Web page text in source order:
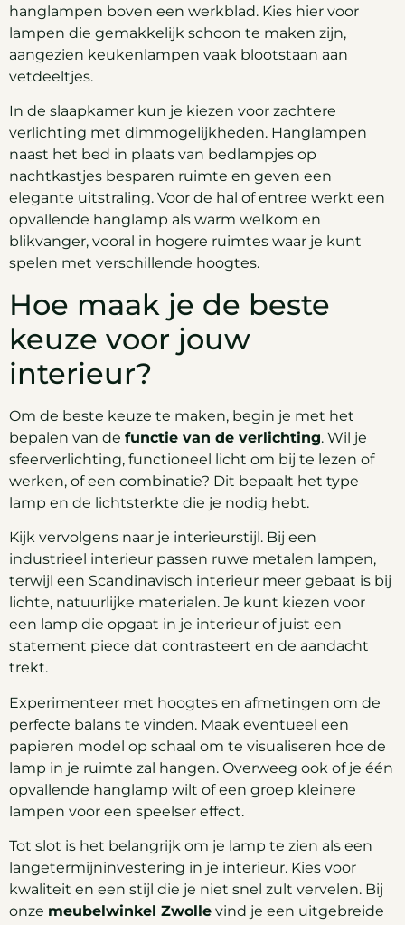
hanglampen boven een werkblad. Kies hier voor
lampen die gemakkelijk schoon te maken zijn,
aangezien keukenlampen vaak blootstaan aan
vetdeeltjes.
In de slaapkamer kun je kiezen voor zachtere
verlichting met dimmogelijkheden. Hanglampen
naast het bed in plaats van bedlampjes op
nachtkastjes besparen ruimte en geven een
elegante uitstraling. Voor de hal of entree werkt een
opvallende hanglamp als warm welkom en
blikvanger, vooral in hogere ruimtes waar je kunt
spelen met verschillende hoogtes.
Hoe maak je de beste
keuze voor jouw
interieur?
Om de beste keuze te maken, begin je met het
bepalen van de functie van de verlichting. Wil je
sfeerverlichting, functioneel licht om bij te lezen of
werken, of een combinatie? Dit bepaalt het type
lamp en de lichtsterkte die je nodig hebt.
Kijk vervolgens naar je interieurstijl. Bij een
industrieel interieur passen ruwe metalen lampen,
terwijl een Scandinavisch interieur meer gebaat is bij
lichte, natuurlijke materialen. Je kunt kiezen voor
een lamp die opgaat in je interieur of juist een
statement piece dat contrasteert en de aandacht
trekt.
Experimenteer met hoogtes en afmetingen om de
perfecte balans te vinden. Maak eventueel een
papieren model op schaal om te visualiseren hoe de
lamp in je ruimte zal hangen. Overweeg ook of je één
opvallende hanglamp wilt of een groep kleinere
lampen voor een speelser effect.
Tot slot is het belangrijk om je lamp te zien als een
langetermijninvestering in je interieur. Kies voor
kwaliteit en een stijl die je niet snel zult vervelen. Bij
onze meubelwinkel Zwolle vind je een uitgebreide